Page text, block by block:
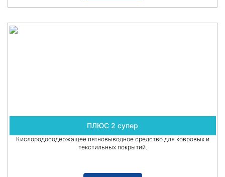
ПЛЮС 2 супер
Кислородосодержащее пятновыводное средство для ковровых и
текстильных покрытий.